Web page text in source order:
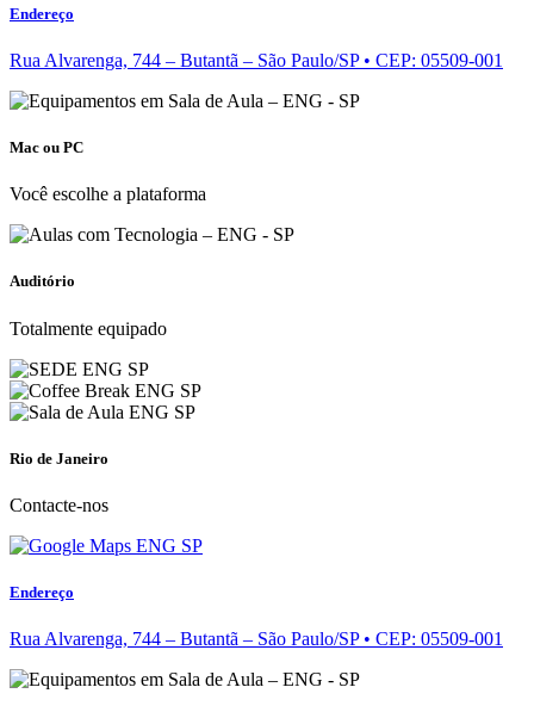
Endereço
Rua Alvarenga, 744 – Butantã – São Paulo/SP • CEP: 05509-001
Mac ou PC
Você escolhe a plataforma
Auditório
Totalmente equipado
Rio de Janeiro
Contacte-nos
Endereço
Rua Alvarenga, 744 – Butantã – São Paulo/SP • CEP: 05509-001